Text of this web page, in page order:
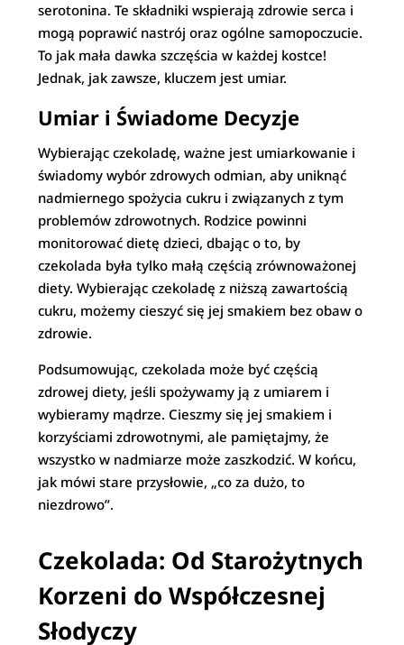
serotonina. Te składniki wspierają zdrowie serca i
mogą poprawić nastrój oraz ogólne samopoczucie.
To jak mała dawka szczęścia w każdej kostce!
Jednak, jak zawsze, kluczem jest umiar.
Umiar i Świadome Decyzje
Wybierając czekoladę, ważne jest umiarkowanie i
świadomy wybór zdrowych odmian, aby uniknąć
nadmiernego spożycia cukru i związanych z tym
problemów zdrowotnych. Rodzice powinni
monitorować dietę dzieci, dbając o to, by
czekolada była tylko małą częścią zrównoważonej
diety. Wybierając czekoladę z niższą zawartością
cukru, możemy cieszyć się jej smakiem bez obaw o
zdrowie.
Podsumowując, czekolada może być częścią
zdrowej diety, jeśli spożywamy ją z umiarem i
wybieramy mądrze. Cieszmy się jej smakiem i
korzyściami zdrowotnymi, ale pamiętajmy, że
wszystko w nadmiarze może zaszkodzić. W końcu,
jak mówi stare przysłowie, „co za dużo, to
niezdrowo”.
Czekolada: Od Starożytnych
Korzeni do Współczesnej
Słodyczy